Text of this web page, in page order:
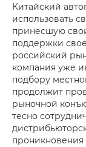
Китайский
использовать
принесшую
поддержки
российский
компания уже
подбору
продолжит
рыночной
тесно